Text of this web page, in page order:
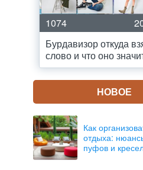
1074
Бурдавизор откуда
слово и что оно
НОВОЕ
Как
отдыха:
пуфов и